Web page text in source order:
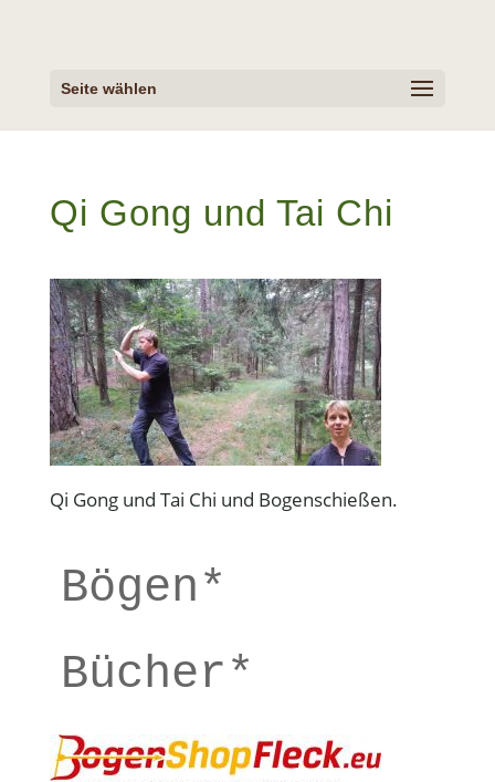
Seite wählen
Qi Gong und Tai Chi
Qi Gong und Tai Chi und Bogenschießen.
Bögen*
Bücher*